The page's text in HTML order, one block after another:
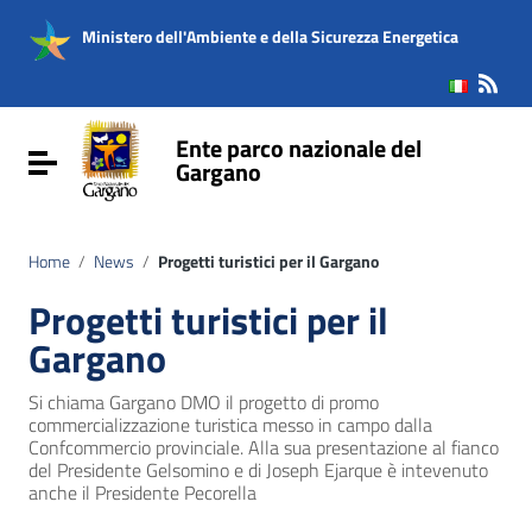
Vai al menu di navigazione
Vai al footer
Ministero dell'Ambiente e della Sicurezza Energetica
Attiva / disattiva la navigazioneEnte parco nazionale del
Gargano
Home / News / Progetti turistici per il Gargano
Progetti turistici per il
Gargano
Si chiama Gargano DMO il progetto di promo
commercializzazione turistica messo in campo dalla
Confcommercio provinciale. Alla sua presentazione al fianco
del Presidente Gelsomino e di Joseph Ejarque è intevenuto
anche il Presidente Pecorella